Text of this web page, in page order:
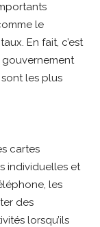
le
En fait, c’est
gouvernement
les plus
cartes
individuelles et
les
des
lorsqu’ils